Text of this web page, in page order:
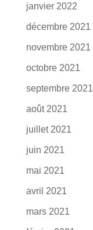
janvier 2022
décembre 2021
novembre 2021
octobre 2021
septembre 2021
août 2021
juillet 2021
juin 2021
mai 2021
avril 2021
mars 2021